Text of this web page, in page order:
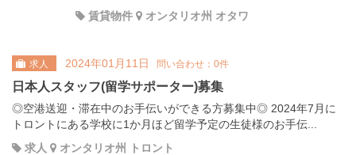
賃貸物件
オンタリオ州 オタワ
求人 2024年01月11日 問い合わせ：0件
日本人スタッフ(留学サポーター)募集
◎空港送迎・滞在中のお手伝いができる方募集中◎ 2024年7月に
トロントにある学校に1か月ほど留学予定の生徒様のお手伝...
求人
オンタリオ州 トロント